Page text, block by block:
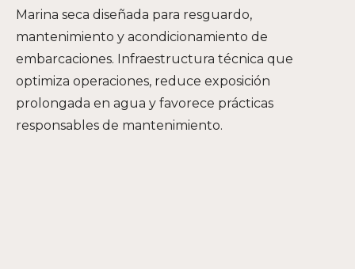
Marina seca diseñada para resguardo,
mantenimiento y acondicionamiento de
embarcaciones. Infraestructura técnica que
optimiza operaciones, reduce exposición
prolongada en agua y favorece prácticas
responsables de mantenimiento.